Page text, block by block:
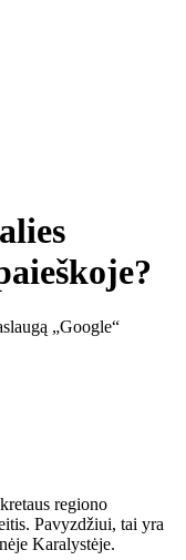
„Google“
regiono
Pavyzdžiui, tai yra
Karalystėje.